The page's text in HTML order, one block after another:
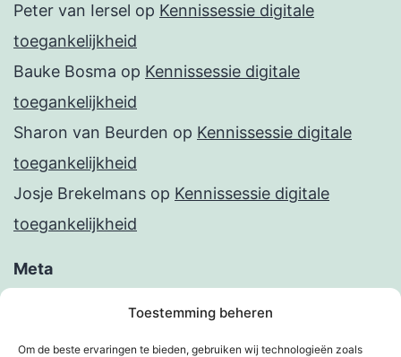
Toestemming beheren
Om de beste ervaringen te bieden, gebruiken wij technologieën zoals
Peter van Iersel op Kennissessie digitale
toegankelijkheid
Bauke Bosma op Kennissessie digitale
toegankelijkheid
Sharon van Beurden op Kennissessie digitale
toegankelijkheid
Josje Brekelmans op Kennissessie digitale
toegankelijkheid
Meta
Berichten feed